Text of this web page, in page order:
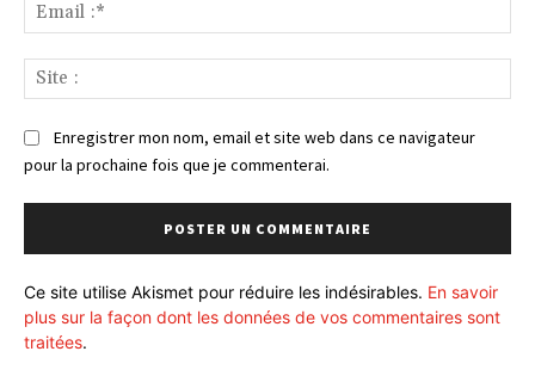
:*
:
Enregistrer mon nom, email et site web dans ce navigateur
pour la prochaine fois que je commenterai.
Ce site utilise Akismet pour réduire les indésirables. En savoir
plus sur la façon dont les données de vos commentaires sont
traitées.